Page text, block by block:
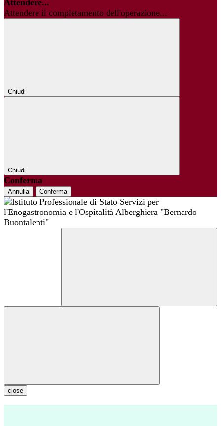
Attendere...
Attendere il completamento dell'operazione...
Chiudi
Chiudi
Conferma
Annulla Conferma
close